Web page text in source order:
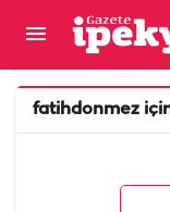
fatihdonmez